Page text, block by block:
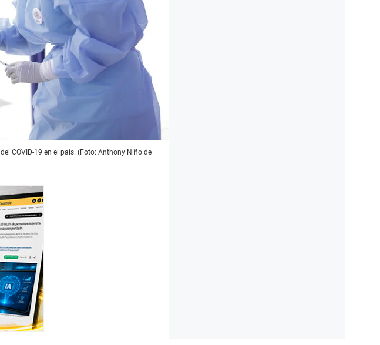
COVID-19 en el país. (Foto: Anthony Niño de